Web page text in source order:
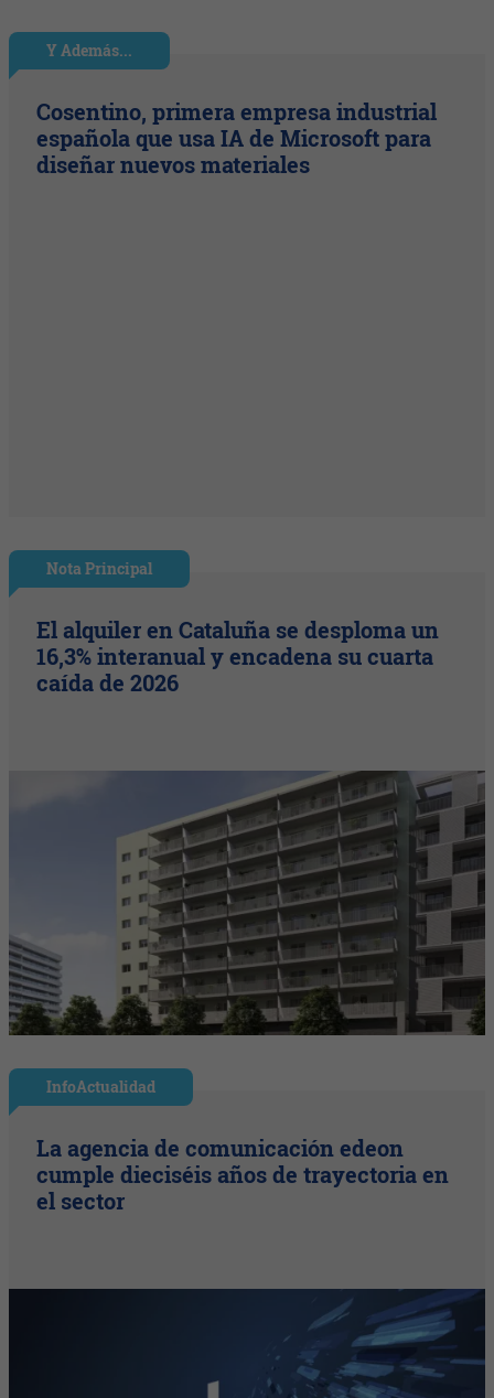
Y Además...
Cosentino, primera empresa industrial
española que usa IA de Microsoft para
diseñar nuevos materiales
Nota Principal
El alquiler en Cataluña se desploma un
16,3% interanual y encadena su cuarta
caída de 2026
InfoActualidad
La agencia de comunicación edeon
cumple dieciséis años de trayectoria en
el sector